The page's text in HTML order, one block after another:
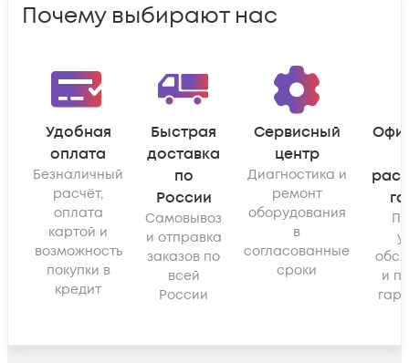
Почему выбирают нас
Удобная
оплата
Безналичный
расчёт,
оплата
картой и
возможность
покупки в
кредит
Быстрая
доставка
по
России
Самовывоз
и отправка
заказов по
всей
России
Сервисный
центр
Диагностика и
ремонт
оборудования
в
согласованные
сроки
и